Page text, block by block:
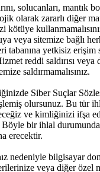
solucanları, mantık
olarak zararlı diğer
kötüye
veya sitemize bağlı
tabanına yetkisiz erişim
reddi saldırısı veya
saldırmamalısınız.
Siber Suçlar
olursunuz. Bu tür
ve kimliğinizi ifşa
Böyle bir ihlal
erecektir.
nedeniyle bilgisayar
veya diğer özel